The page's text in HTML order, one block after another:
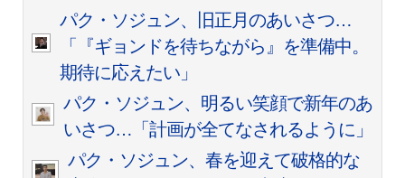
パク・ソジュン、旧正月のあいさつ…
「『ギョンドを待ちながら』を準備中。
期待に応えたい」
パク・ソジュン、明るい笑顔で新年のあ
いさつ…「計画が全てなされるように」
パク・ソジュン、春を迎えて破格的な